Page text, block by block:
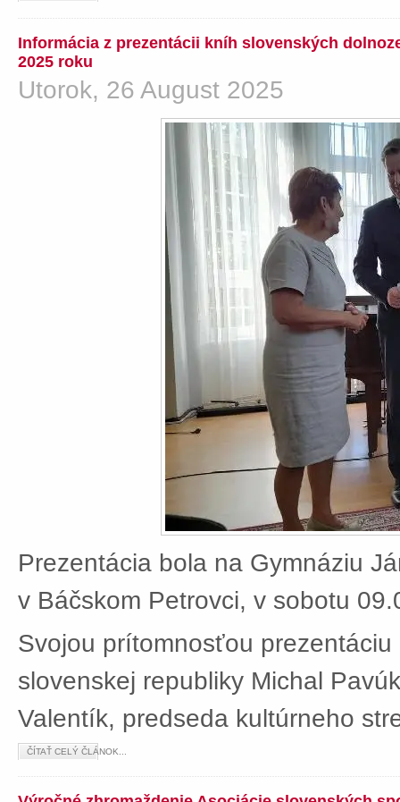
Informácia z prezentácii kníh slovenských
2025 roku
Utorok, 26 August 2025
Prezentácia bola na Gymnáziu
v Báčskom Petrovci, v sobotu
Svojou prítomnosťou
slovenskej republiky Michal
Valentík, predseda kultúrneho
ČÍTAŤ CELÝ ČLÁNOK...